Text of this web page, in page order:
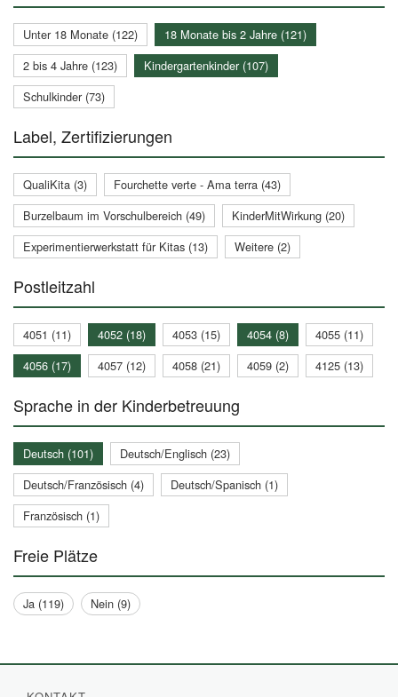
Unter 18 Monate (122)
18 Monate bis 2 Jahre (121)
2 bis 4 Jahre (123)
Kindergartenkinder (107)
Schulkinder (73)
Label, Zertifizierungen
QualiKita (3)
Fourchette verte - Ama terra (43)
Burzelbaum im Vorschulbereich (49)
KinderMitWirkung (20)
Experimentierwerkstatt für Kitas (13)
Weitere (2)
Postleitzahl
4051 (11) 4052 (18) 4053 (15) 4054 (8)
4055 (11)
4056 (17)
4057 (12) 4058 (21) 4059 (2) 4125 (13)
Sprache in der Kinderbetreuung
Deutsch (101)
Deutsch/Englisch (23)
Deutsch/Französisch (4)
Deutsch/Spanisch (1)
Französisch (1)
Freie Plätze
Ja (119) Nein (9)